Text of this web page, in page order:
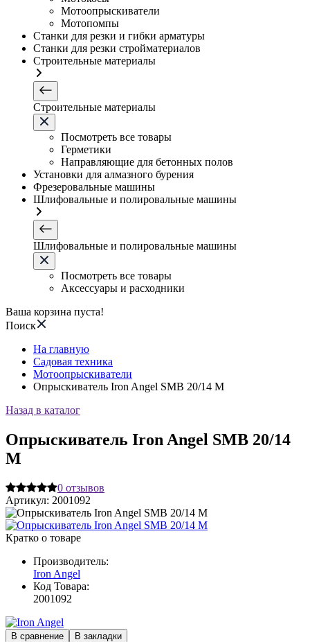
Мотоопрыскиватели
Мотопомпы
Станки для резки и гибки арматуры
Станки для резки стройматериалов
Строительные материалы
Строительные материалы
Посмотреть все товары
Герметики
Направляющие для бетонных полов
Установки для алмазного бурения
Фрезеровальные машины
Шлифовальные и полировальные машины
Шлифовальные и полировальные машины
Посмотреть все товары
Аксессуары и расходники
Ваша корзина пуста!
Поиск
На главную
Садовая техника
Мотоопрыскиватели
Опрыскиватель Iron Angel SMB 20/14 M
Назад в каталог
Опрыскиватель Iron Angel SMB 20/14
M
0 отзывов
Артикул: 2001092
Кратко о товаре
Производитель:
Iron Angel
Код Товара:
2001092
В сравнение В закладки